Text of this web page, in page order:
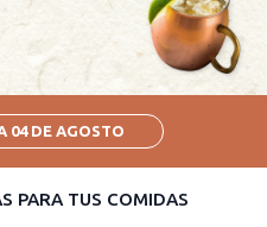
04 DE AGOSTO
PARA TUS COMIDAS